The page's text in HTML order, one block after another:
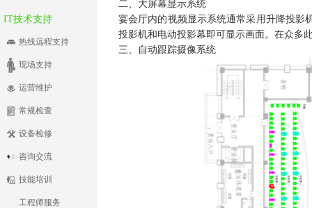
IT技术支持
热线远程支持
现场支持
运营维护
常规检查
设备检修
咨询交流
技能培训
工程师服务
二、大屏幕显示系统
宴会厅内的视频显示系统通常采用升降投影
投影机和电动投影幕即可显示画面。在众多
三、自动跟踪摄像系统